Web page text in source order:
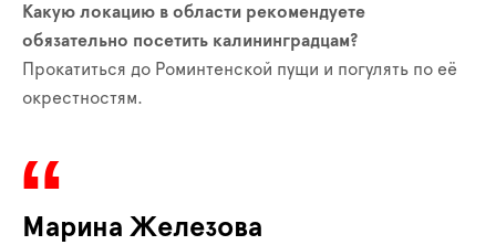
Какую локацию в области рекомендуете
обязательно посетить калининградцам?
Прокатиться до Роминтенской пущи и погулять по её
окрестностям.
Марина Железова